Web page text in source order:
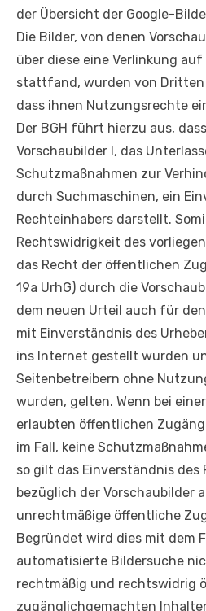
der Übersicht der Google-
Die Bilder, von denen
über diese eine Verlinkung
stattfand, wurden von Dritten
dass ihnen Nutzungsrechte
Der BGH führt hierzu aus,
Vorschaubilder I, das
Schutzmaßnahmen zur
durch Suchmaschinen, ein
Rechteinhabers darstellt.
Rechtswidrigkeit des
das Recht der öffentlichen
19a UrhG) durch die
dem neuen Urteil auch für
mit Einverständnis des
ins Internet gestellt wurden
Seitenbetreibern ohne
wurden, gelten. Wenn bei
erlaubten öffentlichen
im Fall, keine
so gilt das Einverständnis des
bezüglich der Vorschaubilder
unrechtmäßige öffentliche
Begründet wird dies mit dem
automatisierte Bildersuche
rechtmäßig und rechtswidrig
zugänglichgemachten